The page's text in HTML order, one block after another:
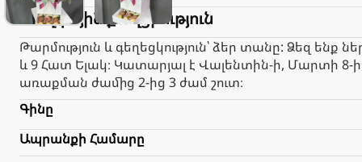
Ծաղկային քաղցրություն
Թարմություն և գեղեցկություն՝ ձեր տանը: Ձեզ ենք
և 9 Հատ Ելակ։ Կատարյալ է Վալենտին-ի, Մարտի
առաքման ժամից 2-ից 3 ժամ շուտ։
Գինը
Ապրանքի Համարը